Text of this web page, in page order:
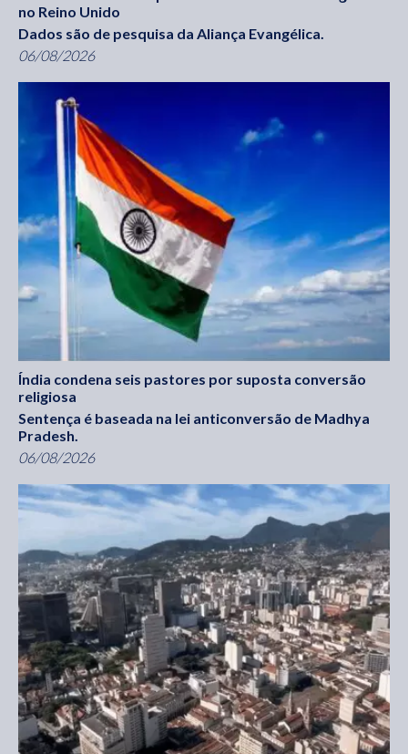
no Reino Unido
Dados são de pesquisa da Aliança Evangélica.
06/08/2026
Índia condena seis pastores por suposta conversão
religiosa
Sentença é baseada na lei anticonversão de Madhya
Pradesh.
06/08/2026